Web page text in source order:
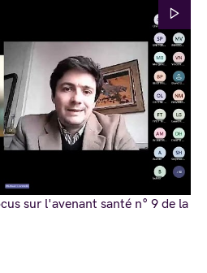
sur l'avenant santé n° 9 de la